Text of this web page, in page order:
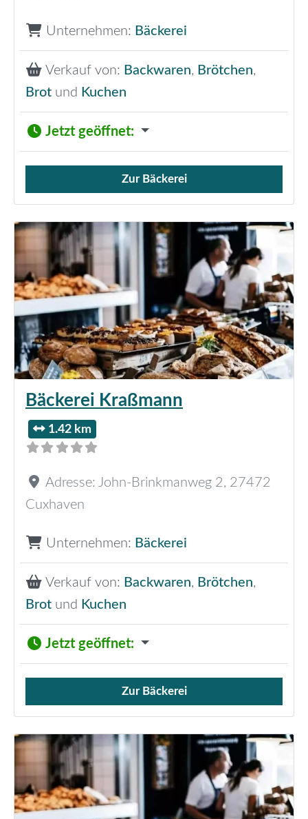
Unternehmen: Bäckerei
Verkauf von: Backwaren, Brötchen,
Brot und Kuchen
Jetzt geöffnet:
Verkauf von Brötchen,
Zur Bäckerei
Bäckerei Kraßmann
1.42 km
Adresse: John-Brinkmanweg 2, 27472
Cuxhaven
Unternehmen: Bäckerei
Verkauf von: Backwaren, Brötchen,
Brot und Kuchen
Jetzt geöffnet:
Verkauf von Brötchen,
Zur Bäckerei